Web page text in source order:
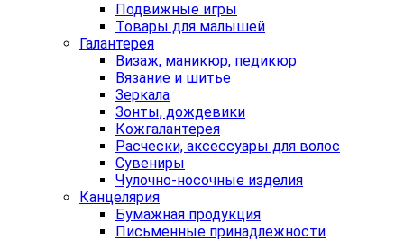
Подвижные игры
Товары для малышей
Галантерея
Визаж, маникюр, педикюр
Вязание и шитье
Зеркала
Зонты, дождевики
Кожгалантерея
Расчески, аксессуары для волос
Сувениры
Чулочно-носочные изделия
Канцелярия
Бумажная продукция
Письменные принадлежности